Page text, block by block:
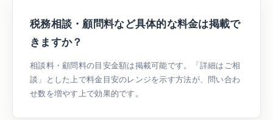
税務相談・顧問料など具体的な料金は掲載で
きますか？
相談料・顧問料の目安金額は掲載可能です。「詳細はご相
談」とした上で料金目安のレンジを示す方法が、問い合わ
せ数を増やす上で効果的です。